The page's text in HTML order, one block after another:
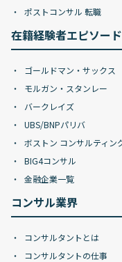
ポストコンサル 転職
在籍経験者エピソード
ゴールドマン・サックス
モルガン・スタンレー
バークレイズ
UBS/BNPパリバ
ボストン コンサルティン
BIG4コンサル
金融企業一覧
コンサル業界
コンサルタントとは
コンサルタントの仕事